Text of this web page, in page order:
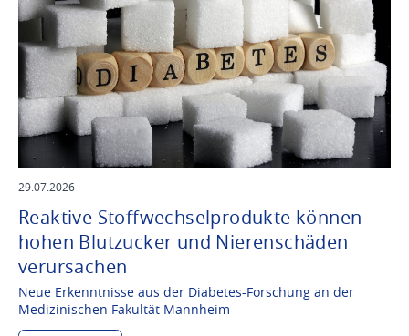
29.07.2026
Reaktive Stoffwechselprodukte können
hohen Blutzucker und Nierenschäden
verursachen
Neue Erkenntnisse aus der Diabetes-Forschung an der
Medizinischen Fakultät Mannheim